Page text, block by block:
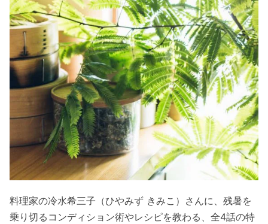
料理家の冷水希三子（ひやみず きみこ）さんに、残暑を
乗り切るコンディション術やレシピを教わる、全4話の特